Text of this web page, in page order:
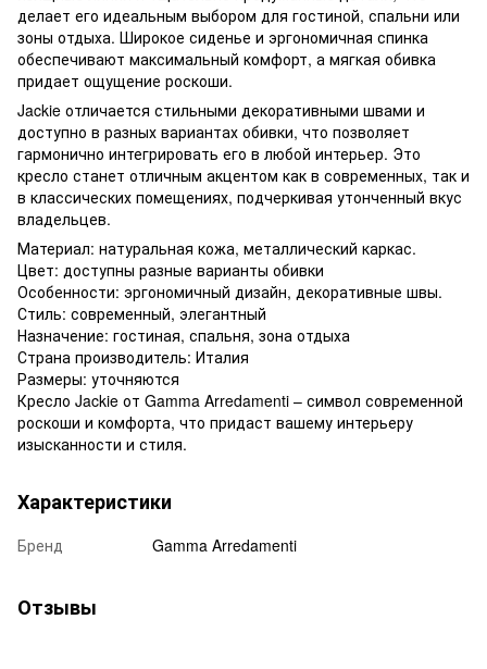
делает его идеальным выбором для гостиной, спальни или
зоны отдыха. Широкое сиденье и эргономичная спинка
обеспечивают максимальный комфорт, а мягкая обивка
придает ощущение роскоши.
Jackie отличается стильными декоративными швами и
доступно в разных вариантах обивки, что позволяет
гармонично интегрировать его в любой интерьер. Это
кресло станет отличным акцентом как в современных, так и
в классических помещениях, подчеркивая утонченный вкус
владельцев.
Материал: натуральная кожа, металлический каркас.
Цвет: доступны разные варианты обивки
Особенности: эргономичный дизайн, декоративные швы.
Стиль: современный, элегантный
Назначение: гостиная, спальня, зона отдыха
Страна производитель: Италия
Размеры: уточняются
Кресло Jackie от Gamma Arredamenti – символ современной
роскоши и комфорта, что придаст вашему интерьеру
изысканности и стиля.
Характеристики
Бренд Gamma Arredamenti
Отзывы